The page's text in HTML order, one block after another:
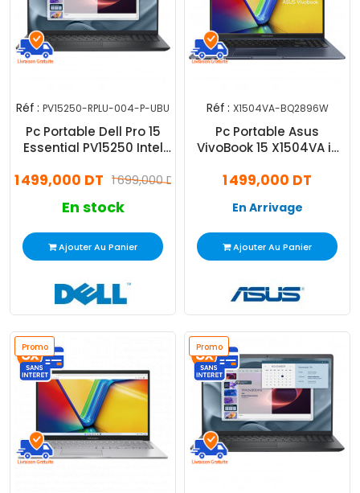
Réf : PV15250-RPLU-004-P-UBU
Pc Portable Dell Pro 15
Essential PV15250 Intel
1 699,000 DT
1 499,000 DT
En stock
Ajouter Au Panier
Réf : X1504VA-BQ2896W
Pc Portable Asus
VivoBook 15 X1504VA i3
Windows 11
1 499,000 DT
En Arrivage
Ajouter Au Panier
Promo Promo